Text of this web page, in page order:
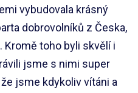
vybudovala krásný
dobrovolníků z Česka,
Kromě toho byli skvělí i
jsme s nimi super
jsme kdykoliv vítáni a